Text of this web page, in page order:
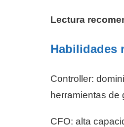
Lectura
Habilidades
Controller:
herramientas de
CFO: alta